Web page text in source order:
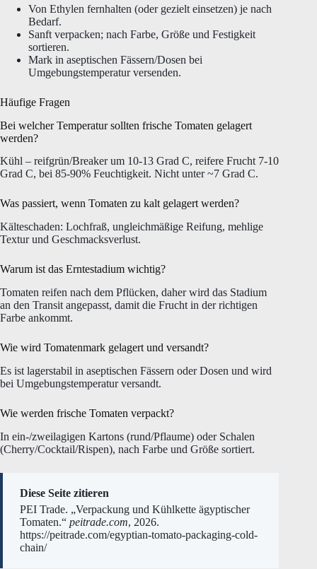
Von Ethylen fernhalten (oder gezielt einsetzen) je nach
Bedarf.
Sanft verpacken; nach Farbe, Größe und Festigkeit
sortieren.
Mark in aseptischen Fässern/Dosen bei
Umgebungstemperatur versenden.
Häufige Fragen
Bei welcher Temperatur sollten frische Tomaten gelagert
werden?
Kühl – reifgrün/Breaker um 10-13 Grad C, reifere Frucht 7-10
Grad C, bei 85-90% Feuchtigkeit. Nicht unter ~7 Grad C.
Was passiert, wenn Tomaten zu kalt gelagert werden?
Kälteschaden: Lochfraß, ungleichmäßige Reifung, mehlige
Textur und Geschmacksverlust.
Warum ist das Erntestadium wichtig?
Tomaten reifen nach dem Pflücken, daher wird das Stadium
an den Transit angepasst, damit die Frucht in der richtigen
Farbe ankommt.
Wie wird Tomatenmark gelagert und versandt?
Es ist lagerstabil in aseptischen Fässern oder Dosen und wird
bei Umgebungstemperatur versandt.
Wie werden frische Tomaten verpackt?
In ein-/zweilagigen Kartons (rund/Pflaume) oder Schalen
(Cherry/Cocktail/Rispen), nach Farbe und Größe sortiert.
Diese Seite zitieren
PEI Trade. „Verpackung und Kühlkette ägyptischer
Tomaten.“ peitrade.com, 2026.
https://peitrade.com/egyptian-tomato-packaging-cold-
chain/